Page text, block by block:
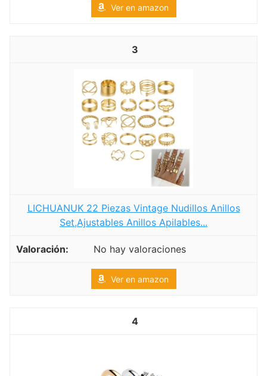
Ver en amazon
3
LICHUANUK 22 Piezas Vintage Nudillos Anillos
Set,Ajustables Anillos Apilables...
No hay valoraciones
Ver en amazon
4